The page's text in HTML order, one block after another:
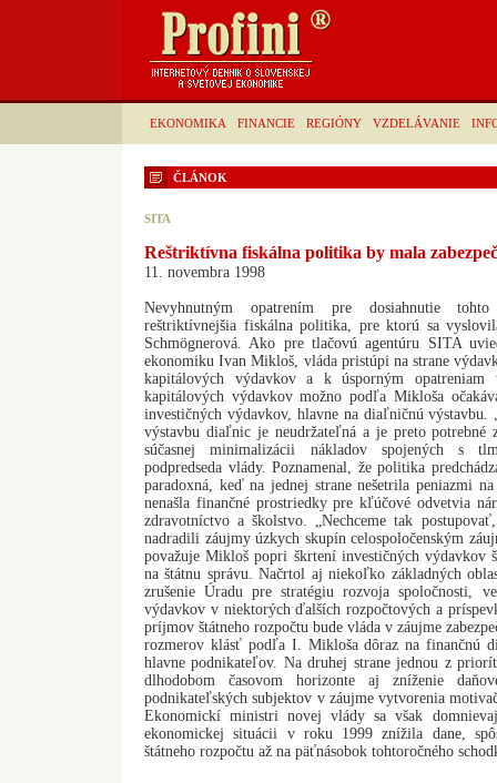
EKONOMIKA FINANCIE REGIÓNY VZDELÁVANIE
ČLÁNOK
SITA
Reštriktívna fiskálna politika by mala
11. novembra 1998
Nevyhnutným opatrením pre dosiahnutie
reštriktívnejšia fiskálna politika, pre ktorú sa
Schmögnerová. Ako pre tlačovú agentúru SITA
ekonomiku Ivan Mikloš, vláda pristúpi na strane
kapitálových výdavkov a k úsporným
kapitálových výdavkov možno podľa Mikloša
investičných výdavkov, hlavne na diaľničnú výstavbu.
výstavbu diaľnic je neudržateľná a je preto
súčasnej minimalizácii nákladov spojených s
podpredseda vlády. Poznamenal, že politika
paradoxná, keď na jednej strane nešetrila peniazmi
nenašla finančné prostriedky pre kľúčové odvetvia
zdravotníctvo a školstvo. „Nechceme tak
nadradili záujmy úzkych skupín celospoločenským
považuje Mikloš popri škrtení investičných výdavkov
na štátnu správu. Načrtol aj niekoľko základných
zrušenie Úradu pre stratégiu rozvoja spoločnosti,
výdavkov v niektorých ďalších rozpočtových a
príjmov štátneho rozpočtu bude vláda v záujme
rozmerov klásť podľa I. Mikloša dôraz na finančnú
hlavne podnikateľov. Na druhej strane jednou z
dlhodobom časovom horizonte aj zníženie
podnikateľských subjektov v záujme vytvorenia
Ekonomickí ministri novej vlády sa však
ekonomickej situácii v roku 1999 znížila dane,
štátneho rozpočtu až na päťnásobok tohtoročného